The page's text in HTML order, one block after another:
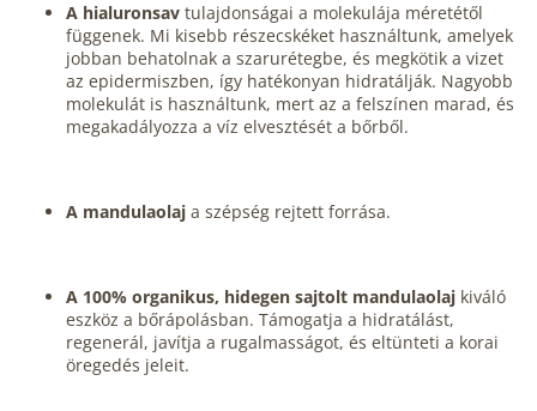
A hialuronsav tulajdonságai a molekulája méretétől
függenek. Mi kisebb részecskéket használtunk, amelyek
jobban behatolnak a szarurétegbe, és megkötik a vizet
az epidermiszben, így hatékonyan hidratálják. Nagyobb
molekulát is használtunk, mert az a felszínen marad, és
megakadályozza a víz elvesztését a bőrből.
A mandulaolaj a szépség rejtett forrása.
A 100% organikus, hidegen sajtolt mandulaolaj kiváló
eszköz a bőrápolásban. Támogatja a hidratálást,
regenerál, javítja a rugalmasságot, és eltünteti a korai
öregedés jeleit.